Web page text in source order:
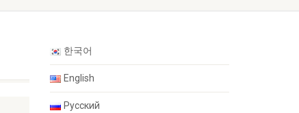
한국어
English
Русский